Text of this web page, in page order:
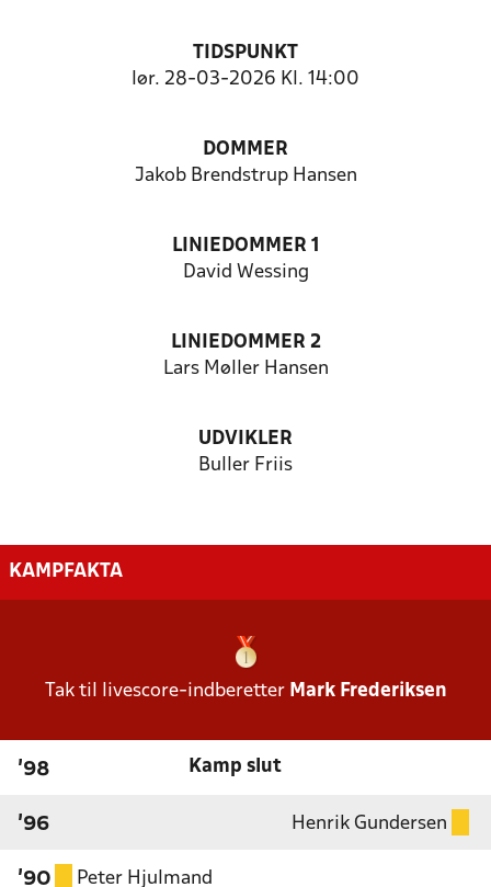
TIDSPUNKT
lør. 28-03-2026 Kl. 14:00
DOMMER
Jakob Brendstrup Hansen
LINIEDOMMER 1
David Wessing
LINIEDOMMER 2
Lars Møller Hansen
UDVIKLER
Buller Friis
KAMPFAKTA
Tak til livescore-indberetter Mark Frederiksen
'98 Kamp slut
'96 Henrik Gundersen
'90 Peter Hjulmand